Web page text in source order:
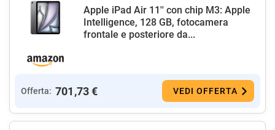
Apple iPad Air 11'' con chip M3: Apple
Intelligence, 128 GB, fotocamera
frontale e posteriore da...
Offerta: 701,73 € VEDI OFFERTA